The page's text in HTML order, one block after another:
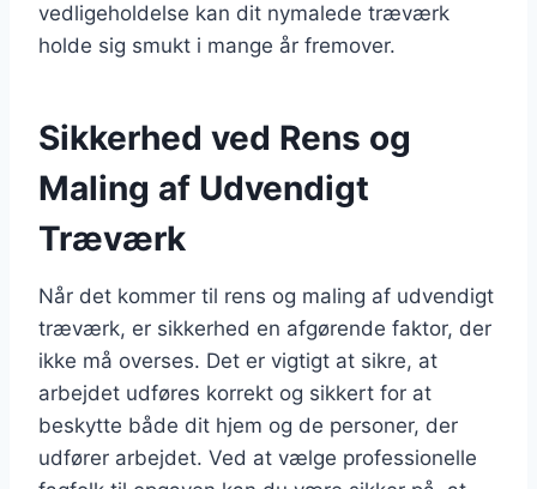
vedligeholdelse kan dit nymalede træværk
holde sig smukt i mange år fremover.
Sikkerhed ved Rens og
Maling af Udvendigt
Træværk
Når det kommer til rens og maling af udvendigt
træværk, er sikkerhed en afgørende faktor, der
ikke må overses. Det er vigtigt at sikre, at
arbejdet udføres korrekt og sikkert for at
beskytte både dit hjem og de personer, der
udfører arbejdet. Ved at vælge professionelle